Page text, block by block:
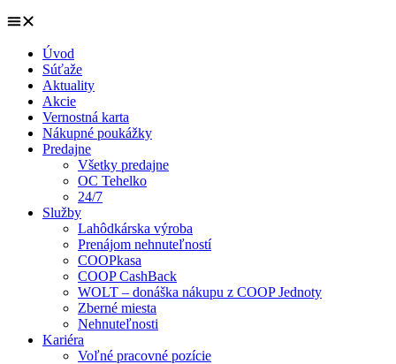
Úvod
Súťaže
Aktuality
Akcie
Vernostná karta
Nákupné poukážky
Predajne
Všetky predajne
OC Tehelko
24/7
Služby
Lahôdkárska výroba
Prenájom nehnuteľností
COOPkasa
COOP CashBack
WOLT – donáška nákupu z COOP Jednoty
Zberné miesta
Nehnuteľnosti
Kariéra
Voľné pracovné pozície